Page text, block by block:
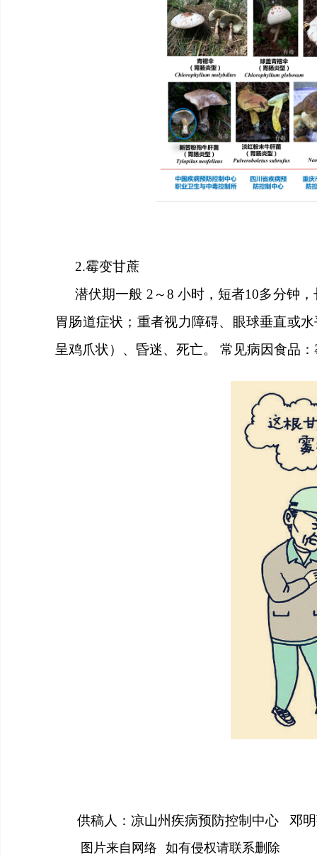
2.霉变甘蔗
潜伏期一般 2～8 小时 ，短者10多分钟，
胃肠道症状；重者视力障碍、眼球垂直或
呈鸡爪状）、昏迷、死亡。
常见病因食品
供稿人： 凉山州疾病预防控制中心 邓
图片来自网络 如有侵权请联系删除